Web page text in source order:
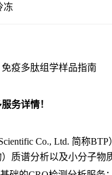
冻
免疫多肽组学样品指南
务详情！
Co., Ltd. 简称
质谱分析以及小分子物